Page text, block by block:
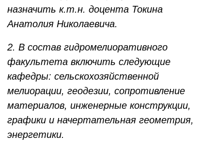
назначить к.т.н. доцента Токина
Анатолия Николаевича.
2. В состав гидромелиоративного
факультета включить следующие
кафедры: сельскохозяйственной
мелиорации, геодезии, сопротивление
материалов, инженерные конструкции,
графики и начертательная геометрия,
энергетики.